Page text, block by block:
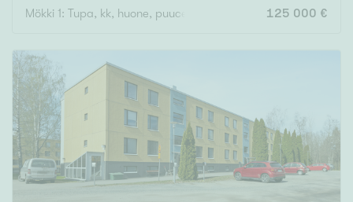
Mökki 1: Tupa, kk, huone, puucee, varasto ja Mökki 2: Tupa,
125 000 €